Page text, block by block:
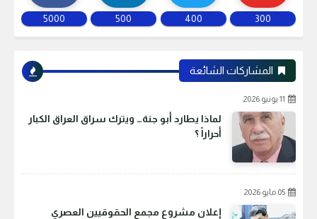
300
400
500
5000
المشاركات الشائعة
11 يونيو 2026
لماذا يطارد أبو جنة… ويترك سراق العراق الكبار
أحراراً ؟
05 مايو 2026
إعلان مشروع مجمع الحقوقيين العصري